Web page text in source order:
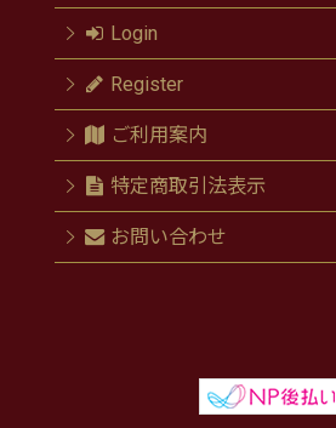
Login
Register
ご利用案内
特定商取引法表示
お問い合わせ